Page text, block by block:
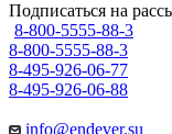
Подписаться на
8-800-5555-88-3
8-800-5555-88-3
8-495-926-06-77
8-495-926-06-88
info@endever.su